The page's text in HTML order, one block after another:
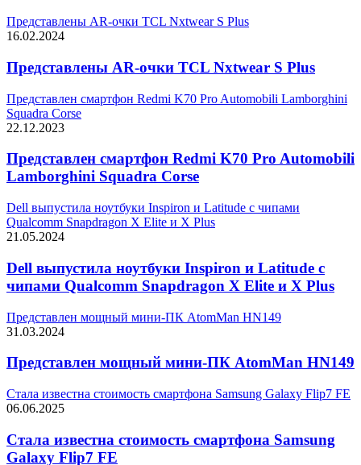
Представлены AR-очки TCL Nxtwear S Plus
16.02.2024
Представлены AR-очки TCL Nxtwear S Plus
Представлен смартфон Redmi K70 Pro Automobili Lamborghini
Squadra Corse
22.12.2023
Представлен смартфон Redmi K70 Pro Automobili
Lamborghini Squadra Corse
Dell выпустила ноутбуки Inspiron и Latitude с чипами
Qualcomm Snapdragon X Elite и X Plus
21.05.2024
Dell выпустила ноутбуки Inspiron и Latitude с
чипами Qualcomm Snapdragon X Elite и X Plus
Представлен мощный мини-ПК AtomMan HN149
31.03.2024
Представлен мощный мини-ПК AtomMan HN149
Стала известна стоимость смартфона Samsung Galaxy Flip7 FE
06.06.2025
Стала известна стоимость смартфона Samsung
Galaxy Flip7 FE